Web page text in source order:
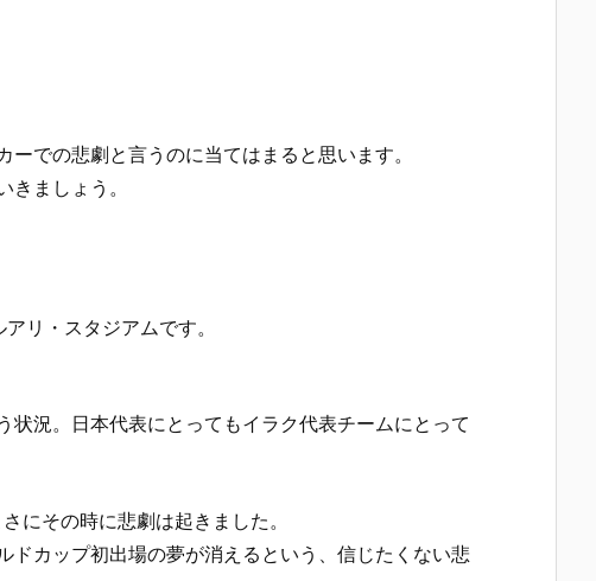
での悲劇と言うのに当てはまると思います。
ましょう。
リ・スタジアムです。
況。日本代表にとってもイラク代表チームにとって
にその時に悲劇は起きました。
カップ初出場の夢が消えるという、信じたくない悲